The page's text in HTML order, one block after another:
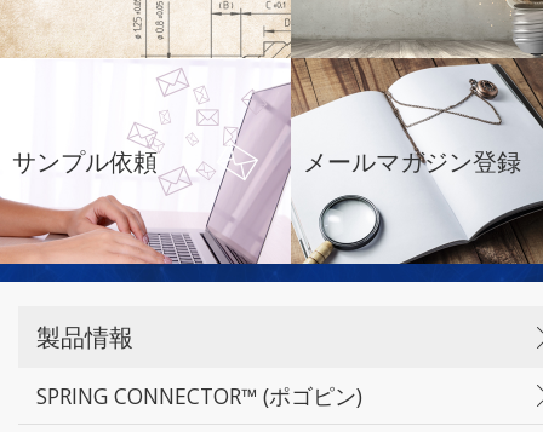
サンプル依頼 メールマガジン登録
製品情報
SPRING CONNECTOR™ (ポゴピン)